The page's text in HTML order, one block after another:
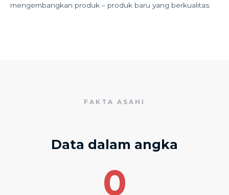
mengembangkan produk – produk baru yang berkualitas.
FAKTA ASAHI
Data dalam angka
0